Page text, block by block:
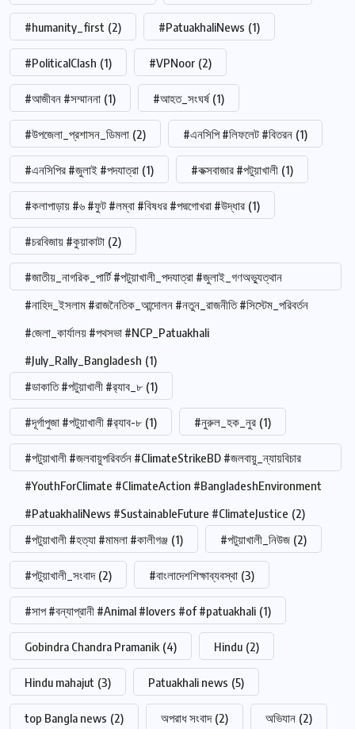
#humanity_first (2) #PatuakhaliNews (1)
#PoliticalClash (1) #VPNoor (2)
#আজীবন #সম্মাননা (1) #আহত_সংঘর্ষ (1)
#উপজেলা_প্রশাসন_ডিমলা (2) #এনসিপি #লিফলেট #বিতরন (1)
#এনসিপির #জুলাই #পদযাত্রা (1) #কক্সবাজার #পটুয়াখালী (1)
#কলাপাড়ায় #৬ #ফুট #লম্বা #বিষধর #পদ্মগোখরা #উদ্ধার (1)
#চরবিজায় #কুয়াকাটা (2)
#জাতীয়_নাগরিক_পার্টি #পটুয়াখালী_পদযাত্রা #জুলাই_গণঅভ্যুত্থান
#নাহিদ_ইসলাম #রাজনৈতিক_আন্দোলন #নতুন_রাজনীতি #সিস্টেম_পরিবর্তন
#জেলা_কার্যালয় #পথসভা #NCP_Patuakhali
#July_Rally_Bangladesh (1)
#ডাকাতি #পটুয়াখালী #র‍্যাব_৮ (1)
#দূর্গাপুজা #পটুয়াখালী #র‍্যাব-৮ (1) #নুরুল_হক_নুর (1)
#পটুয়াখালী #জলবায়ুপরিবর্তন #ClimateStrikeBD #জলবায়ু_ন্যায়বিচার
#YouthForClimate #ClimateAction #BangladeshEnvironment
#PatuakhaliNews #SustainableFuture #ClimateJustice (2)
#পটুয়াখালী #হত্যা #মামলা #কালীগঞ্জ (1) #পটুয়াখালী_নিউজ (2)
#পটুয়াখালী_সংবাদ (2) #বাংলাদেশশিক্ষাব্যবস্থা (3)
#সাপ #বন্যাপ্রানী #Animal #lovers #of #patuakhali (1)
Gobindra Chandra Pramanik (4) Hindu (2)
Hindu mahajut (3) Patuakhali news (5)
top Bangla news (2) অপরাধ সংবাদ (2) অভিযান (2)